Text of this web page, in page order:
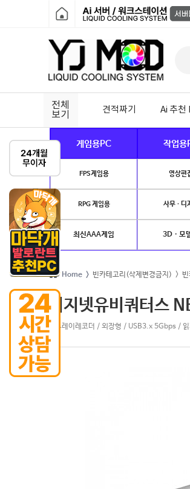
전체
보기
견적짜기 Ai 추천
게임용PC 작업용
FPS게임용 영상편
RPG 게임용 사무 · 디
최신AAA게임 3D · 모
Home > 빈카테고리(삭제변경금지) > 빈
이지넷유비쿼터스
블루레이레코더 / 외장형 / USB3.x 5Gbps